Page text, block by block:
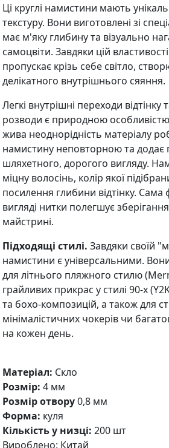
Ці круглі намистини мають
текстуру. Вони виготовлені зі
має м'яку глибину та візуально
самоцвіти. Завдяки цій
пропускає крізь себе світло,
делікатного внутрішнього сяяння.
Легкі внутрішні переходи відтінку
розводи є природною особливістю
жива неоднорідність матеріалу
намистину неповторною та додає
шляхетного, дорогого вигляду.
міцну волосінь, колір якої
посилення глибини відтінку.
вигляді нитки полегшує
майстрині.
Підходящі стилі. Завдяки своїй
намистини є універсальними. Вони
для літнього пляжного стилю
грайливих прикрас у стилі 90-х
та бохо-композицій, а також для
мінімалістичних чокерів чи
на кожен день.
Матеріал: Скло
Розмір: 4 мм
Розмір отвору0,8 мм
Форма: куля
Кількість у низці: 200 шт
Вироблено: Китай